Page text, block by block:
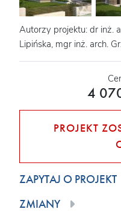
Autorzy projektu: dr inż.
Lipińska, mgr inż. arch.
4
PROJEKT
ZAPYTAJ O PROJEKT
ZMIANY